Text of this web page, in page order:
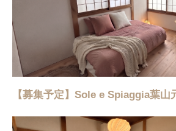
【募集予定】Sole e Spiaggia葉山